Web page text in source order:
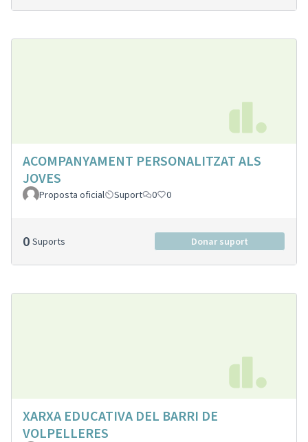
ACOMPANYAMENT PERSONALITZAT ALS
JOVES
Proposta oficial Suport 0 0
0 Suports Donar suport
XARXA EDUCATIVA DEL BARRI DE
VOLPELLERES